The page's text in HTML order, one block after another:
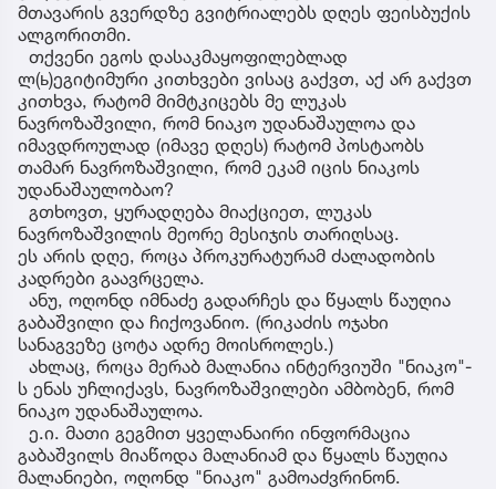
მთავარის გვერდზე გვიტრიალებს დღეს ფეისბუქის
ალგორითმი.
თქვენი ეგოს დასაკმაყოფილებლად
ლ(ь)ეგიტიმური კითხვები ვისაც გაქვთ, აქ არ გაქვთ
კითხვა, რატომ მიმტკიცებს მე ლუკას
ნავროზაშვილი, რომ ნიაკო უდანაშაულოა და
იმავდროულად (იმავე დღეს) რატომ პოსტაობს
თამარ ნავროზაშვილი, რომ ეკამ იცის ნიაკოს
უდანაშაულობაო?
გთხოვთ, ყურადღება მიაქციეთ, ლუკას
ნავროზაშვილის მეორე მესიჯის თარიღსაც.
ეს არის დღე, როცა პროკურატურამ ძალადობის
კადრები გაავრცელა.
ანუ, ოღონდ იმნაძე გადარჩეს და წყალს წაუღია
გაბაშვილი და ჩიქოვანიო. (რიკაძის ოჯახი
სანაგვეზე ცოტა ადრე მოისროლეს.)
ახლაც, როცა მერაბ მალანია ინტერვიუში "ნიაკო"-
ს ენას უჩლიქავს, ნავროზაშვილები ამბობენ, რომ
ნიაკო უდანაშაულოა.
ე.ი. მათი გეგმით ყველანაირი ინფორმაცია
გაბაშვილს მიაწოდა მალანიამ და წყალს წაუღია
მალანიები, ოღონდ "ნიაკო" გამოაძვრინონ.